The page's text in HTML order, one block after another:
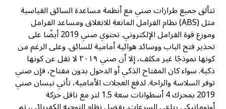
تتألق جميع طرازات صني مع أنظمة مساعدة السائق القياسية
مثل (ABS) نظام الفرامل المانعة للانغلاق ومساعد الفرامل
وموزع قوة الفرامل الإلكتروني. تحتوي صني 2019 أيضًا على
تحذير فتح الباب ووسائد هوائية أمامية للسائق. وعلى الرغم من
كونها نموذجًا غير مكلف، إلا أن صني ٢٠١٩ لا تقل عن كونها
ذكية. سواء كان المفتاح الذكي أو الدخول بدون مفتاح، فإن صني
توفر السلاسة والراحة. لدفع العجلات الأمامية، تأتي نيسان صني
2019 بمحرك 4 أسطوانات سعة 1.5 لتر مع ناقل حركة